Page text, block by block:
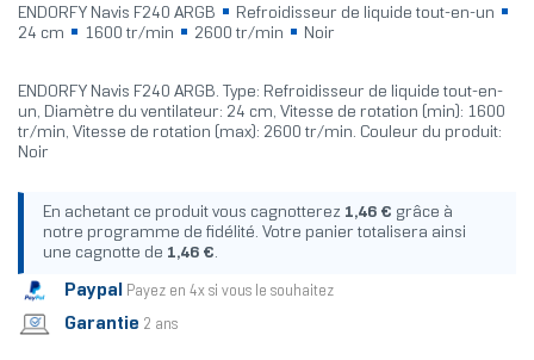
ENDORFY Navis F240 ARGB
Refroidisseur de liquide tout-en-un
24 cm
1600 tr/min 2600 tr/min Noir
ENDORFY Navis F240 ARGB. Type: Refroidisseur de liquide tout-en-
un, Diamètre du ventilateur: 24 cm, Vitesse de rotation (min): 1600
tr/min, Vitesse de rotation (max): 2600 tr/min. Couleur du produit:
Noir
En achetant ce produit vous cagnotterez 1,46 € grâce à
notre programme de fidélité. Votre panier totalisera ainsi
une cagnotte de 1,46 €.
Paypal Payez en 4x si vous le souhaitez
Garantie 2 ans